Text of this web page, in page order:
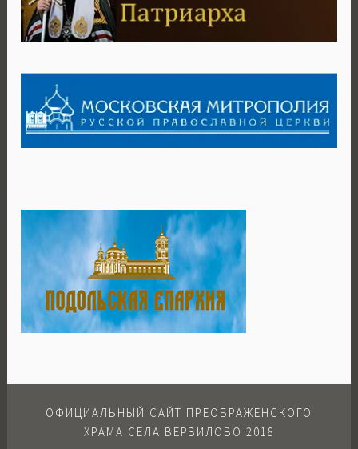
ОФИЦИАЛЬНЫЙ САЙТ ПРЕОБРАЖЕНСКОГО
ХРАМА СЕЛА ВЕРЗИЛОВО 2018